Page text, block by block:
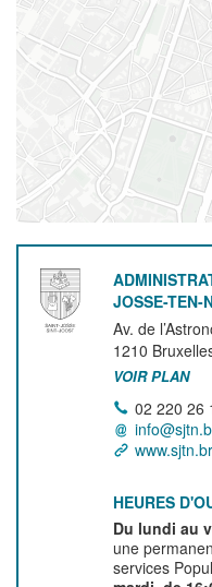
JOSSE-TEN-
Av. de
1210
VOIR PLAN
02 220 26
HEURES
Du lundi au
une
services